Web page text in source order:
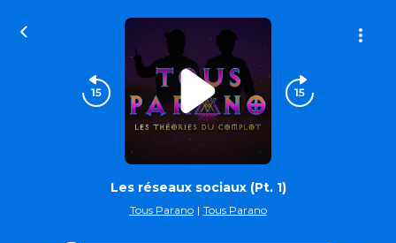
Les réseaux sociaux (Pt. 1)
Tous Parano | Tous Parano